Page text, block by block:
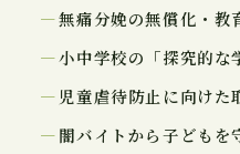
無痛分娩の無償化・教
小中学校の「探究的な
児童虐待防止に向けた
闇バイトから子どもを